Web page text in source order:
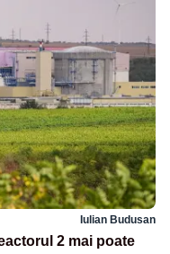
Iulian Budusan
2 mai poate